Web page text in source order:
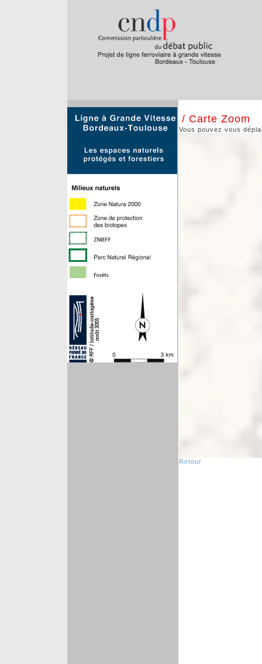
/ Carte Zoom
Vous pouvez vous
Retour